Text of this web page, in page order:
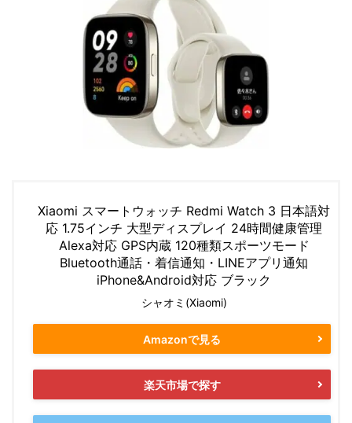
Xiaomi スマートウォッチ Redmi Watch 3 日本語対
応 1.75インチ 大型ディスプレイ 24時間健康管理
Alexa対応 GPS内蔵 120種類スポーツモード
Bluetooth通話・着信通知・LINEアプリ通知
iPhone&Android対応 ブラック
シャオミ(Xiaomi)
Amazonで見る
楽天市場で探す